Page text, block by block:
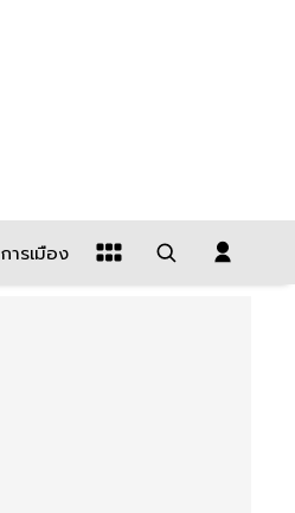
การเมือง